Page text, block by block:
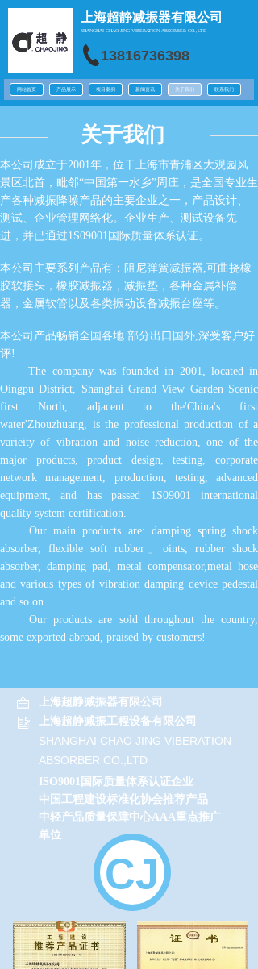
13816736398
上海超静减振器有限公司
SHANGHAI CHAO JING VIBERATION ABSORBER CO.,LTD
网站首页 产品展示 项目案例 新闻资讯 关于我们 联系我们
本公司成立于2001年，位干上海市青浦区大观园风
景区北首，毗邻“中国第一水乡”周庄，是全国专业生
产各种减振降噪产品的主要企业之一，产品设计、
测试、企业管理网络化。企业生产、测试设备先
进，并已通过1S09001国际质量体系认证。
本公司主要系列产品有：阻尼弹簧减振器,可曲挠橡
胶软接头，橡胶减振器，减振垫，各种金属补偿
器，金属软管以及各类振动设备减振台座等。
本公司产品畅销全国各地 部分出口国外,深受客户好
评!
The company was founded in 2001, located in
Oingpu District, Shanghai Grand View Garden Scenic
first North, adjacent to the'China's first
water'Zhouzhuang, is the professional production of a
varieity of vibration and noise reduction, one of the
major products, product design, testing, corporate
network management, production, testing, advanced
equipment, and has passed 1S09001 international
quality system certification.
Our main products are: damping spring shock
absorber, flexible soft rubber」oints, rubber shock
absorber, damping pad, metal compensator,metal hose
and various types of vibration damping device pedestal
and so on.
Our products are sold throughout the country,
some exported abroad, praised by customers!
关于我们
上海超静减振器有限公司
上海超静减振工程设备有限公司
SHANGHAI CHAO JING VIBERATION
ABSORBER CO.,LTD
ISO9001国际质量体系认证企业
中国工程建设标准化协会推荐产品
中轻产品质量保障中心AAA重点推广
单位
CJ